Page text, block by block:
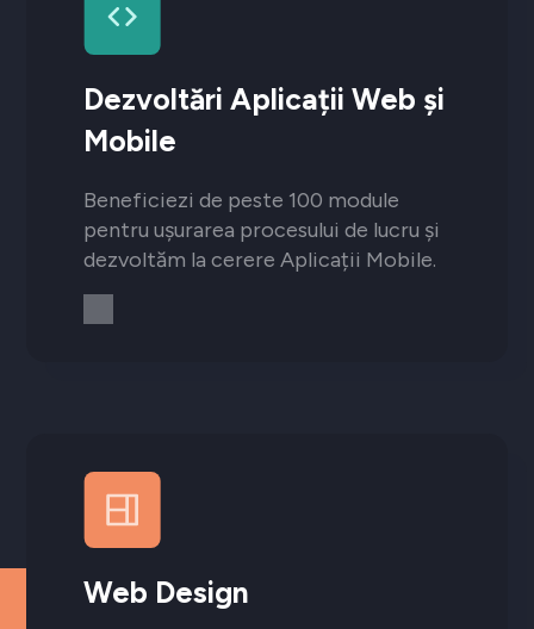
Dezvoltări Aplicații Web și
Mobile
Beneficiezi de peste 100 module
pentru ușurarea procesului de lucru și
dezvoltăm la cerere Aplicații Mobile.
Web Design